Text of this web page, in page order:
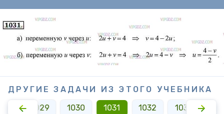
ДРУГИЕ ЗАДАЧИ ИЗ ЭТОГО УЧЕБНИКА
1029 1030 1031 1032 1033